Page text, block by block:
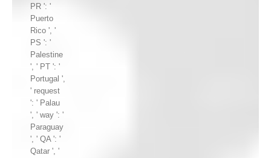
PR ': '
Puerto
Rico ', '
PS ': '
Palestine
', ' PT ': '
Portugal ',
' request
': ' Palau
', ' way ': '
Paraguay
', ' QA ': '
Qatar ', '